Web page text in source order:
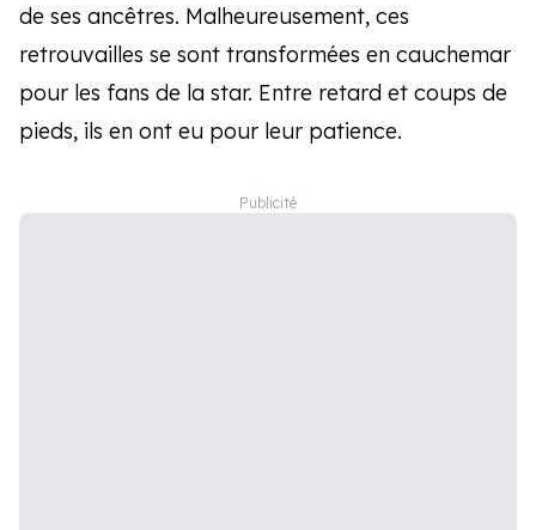
de ses ancêtres. Malheureusement, ces
retrouvailles se sont transformées en cauchemar
pour les fans de la star. Entre retard et coups de
pieds, ils en ont eu pour leur patience.